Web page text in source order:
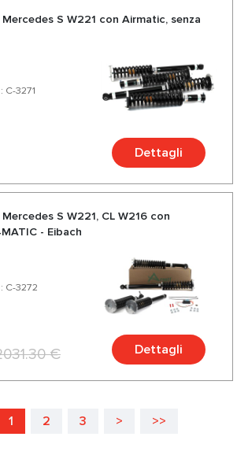
S W221 con Airmatic, senza
C-3271
Dettagli
S W221, CL W216 con
- Eibach
C-3272
€ Dettagli
1 2 3 > >>